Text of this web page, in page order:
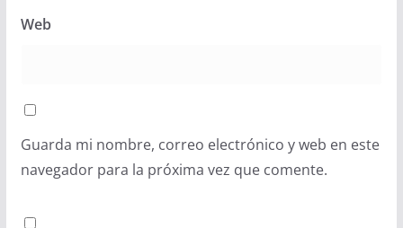
Web
Guarda mi nombre, correo electrónico y web en este
navegador para la próxima vez que comente.